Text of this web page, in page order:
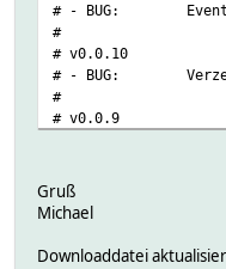
# - BUG: Event
#
# v0.0.10
# - BUG:
#
# v0.0.9
# v0.0.8
# - FEATURE:
#
Gruß
Michael
Downloaddatei